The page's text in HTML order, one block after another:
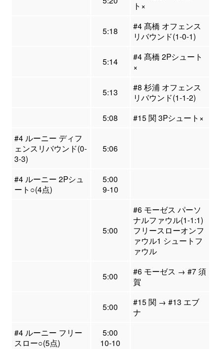
ト×
5:18
#4 髙橋 オフェンス
リバウンド(1-0-1)
5:14
#4 髙橋 2Pシュート
×
5:13
#8 杉浦 オフェンス
リバウンド(1-1-2)
5:08
#15 関 3Pシュート×
#4 ルーニー ディフ
ェンスリバウンド(0-
3-3)
5:06
#4 ルーニー 2Pシュ
ート○(4点)
5:00
9-10
5:00
#6 モーゼス パーソ
ナルファウル(1-1:1)
フリースローオンフ
ァウル1 シュートフ
ァウル
5:00
#6 モーゼス → #7 須
賀
5:00
#15 関 → #13 エブ
ナ
#4 ルーニー フリー
スロー○(5点)
5:00
10-10